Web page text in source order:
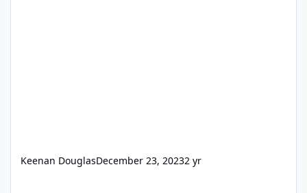
Keenan DouglasDecember 23, 20232 yr